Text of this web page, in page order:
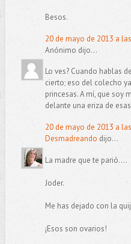
Besos.
20 de mayo de 2013 a
Anónimo dijo...
Lo ves? Cuando hablas
cierto; eso del colecho
princesas. A mí, que soy
delante una eriza de
20 de mayo de 2013 a
Desmadreando dijo...
La madre que te parió....
Joder.
Me has dejado con la
¡Esos son ovarios!